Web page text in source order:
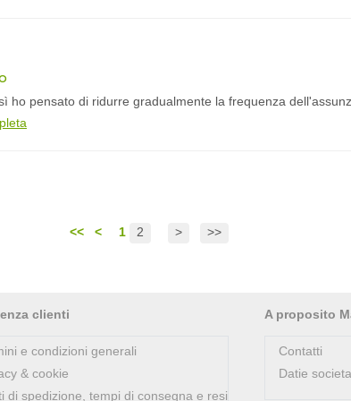
ho pensato di ridurre gradualmente la frequenza
<< < 1 2 > >>
clienti
e condizioni generali
& cookie
di spedizione, tempi di consegna e resi
A proposito
Contatti
Datie